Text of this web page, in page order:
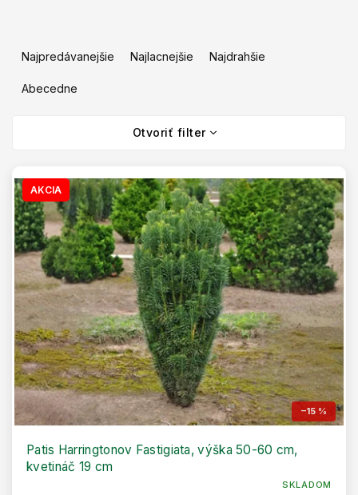
e
r
o
d
u
k
t
o
v
Najpredávanejšie Najlacnejšie Najdrahšie
Abecedne
Otvoriť filter
s
p
r
o
d
u
k
t
o
v
AKCIA
–15 %
Patis Harringtonov Fastigiata, výška 50-60 cm,
kvetináč 19 cm
SKLADOM